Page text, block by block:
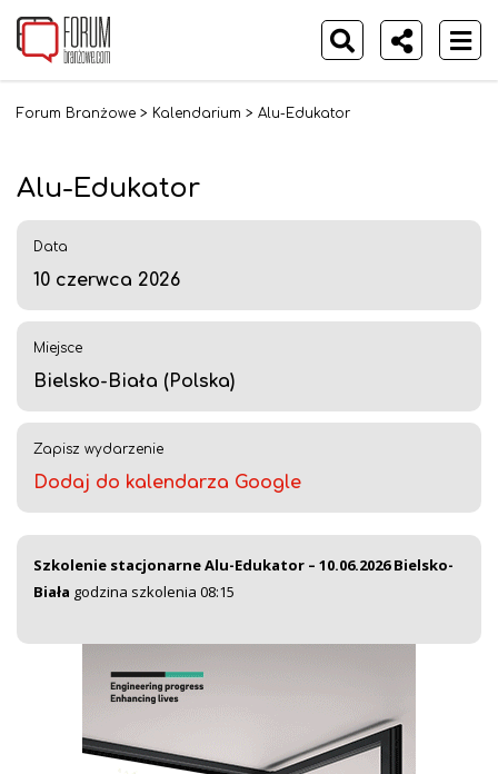
Forum Branżowe > Kalendarium > Alu-Edukator
Alu-Edukator
Data
10 czerwca 2026
Miejsce
Bielsko-Biała (Polska)
Zapisz wydarzenie
Dodaj do kalendarza Google
Szkolenie stacjonarne Alu-Edukator – 10.06.2026 Bielsko-
Biała godzina szkolenia 08:15